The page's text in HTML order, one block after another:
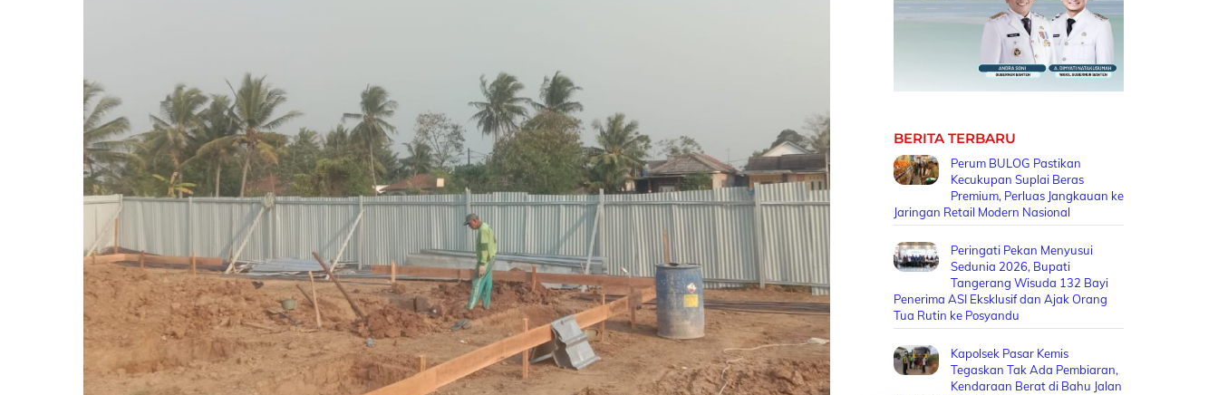
BERITA TERBARU
Perum BULOG Pastikan
Kecukupan Suplai Beras
Premium, Perluas Jangkauan ke
Jaringan Retail Modern Nasional
Peringati Pekan Menyusui
Sedunia 2026, Bupati
Tangerang Wisuda 132 Bayi
Penerima ASI Eksklusif dan Ajak Orang
Tua Rutin ke Posyandu
Kapolsek Pasar Kemis
Tegaskan Tak Ada Pembiaran,
Kendaraan Berat di Bahu Jalan